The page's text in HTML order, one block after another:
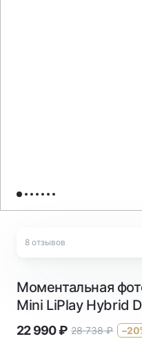
8 отзывов
Моментальная
Mini LiPlay Hybrid
22 990₽ 28 738 ₽